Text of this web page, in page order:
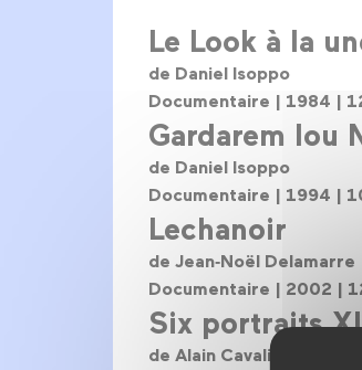
Le Look à la
de Daniel Isoppo
Documentaire | 1984 |
Gardarem lou
de Daniel Isoppo
Documentaire | 1994 |
Lechanoir
de Jean‑Noël Delamarre
Documentaire | 2002 |
Six portraits
de Alain Cavalier